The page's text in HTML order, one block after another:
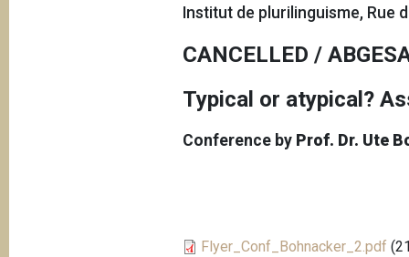
Institut de plurilinguisme, Rue
CANCELLED /
Typical or atypical?
Conference by Prof. Dr. Ute
Flyer_Conf_Bohnacker_2.pdf